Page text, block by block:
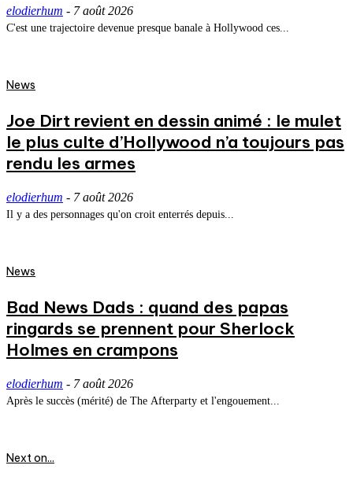
elodierhum - 7 août 2026
C'est une trajectoire devenue presque banale à Hollywood ces...
News
Joe Dirt revient en dessin animé : le mulet
le plus culte d’Hollywood n’a toujours pas
rendu les armes
elodierhum - 7 août 2026
Il y a des personnages qu'on croit enterrés depuis...
News
Bad News Dads : quand des papas
ringards se prennent pour Sherlock
Holmes en crampons
elodierhum - 7 août 2026
Après le succès (mérité) de The Afterparty et l'engouement...
Next on...